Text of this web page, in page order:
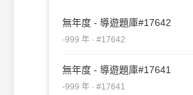
無年度 - 導遊題庫#17642
-999 年 · #17642
無年度 - 導遊題庫#17641
-999 年 · #17641